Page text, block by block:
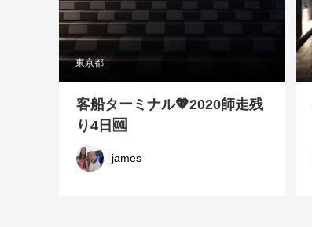
東京都
客船ターミナル💖2020師走残
り4日🆒
james